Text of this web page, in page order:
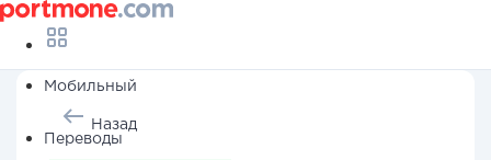
Мобильный
Переводы
Назад